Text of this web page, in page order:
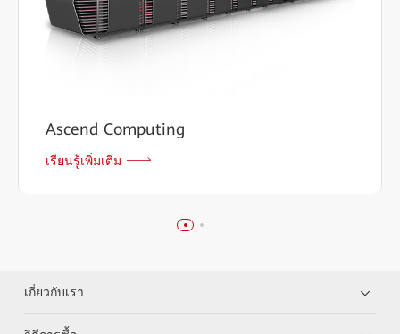
Ascend Computing
เรียนรู้เพิ่มเติม
เกี่ยวกับเรา